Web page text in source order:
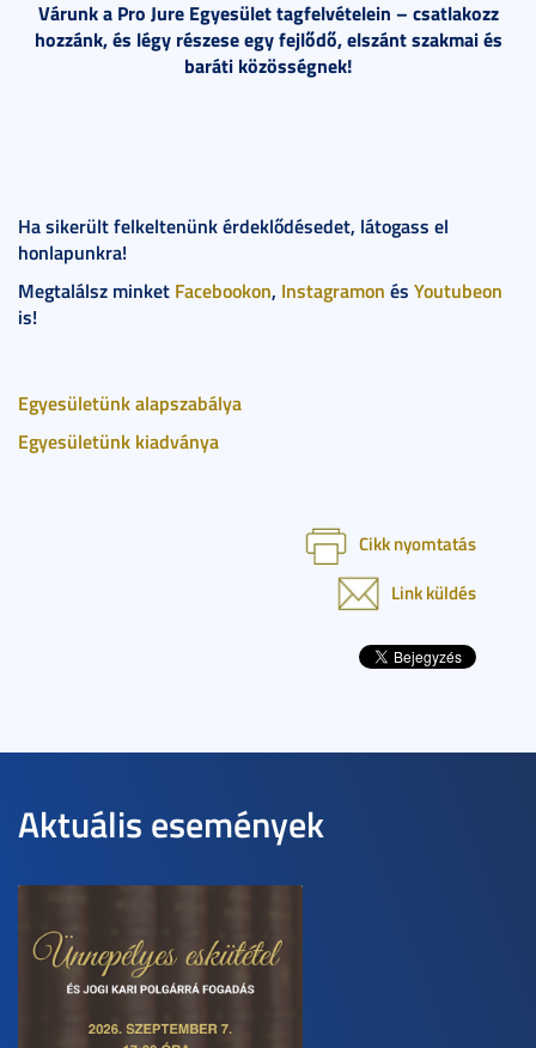
Várunk a Pro Jure Egyesület tagfelvételein – csatlakozz
hozzánk, és légy részese egy fejlődő, elszánt szakmai és
baráti közösségnek!
Ha sikerült felkeltenünk érdeklődésedet, látogass el
honlapunkra!
Megtalálsz minket Facebookon, Instagramon és Youtubeon
is!
Egyesületünk alapszabálya
Egyesületünk kiadványa
Cikk nyomtatás
Link küldés
Aktuális események